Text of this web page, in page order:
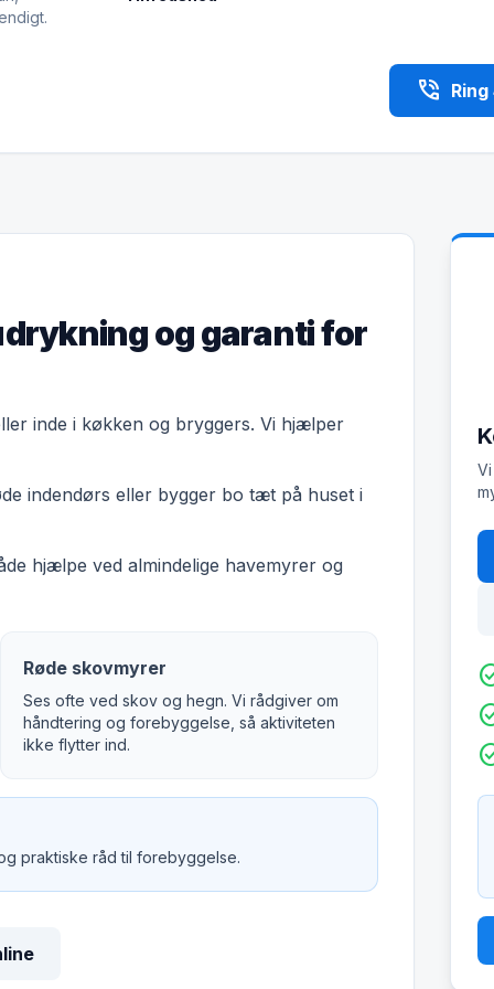
phone_in_talk
og garanti for
inde i køkken og bryggers. Vi hjælper
indendørs eller bygger bo tæt på huset i
hjælpe ved almindelige havemyrer og
Røde skovmyrer
Ses ofte ved skov og hegn. Vi rådgiver om
håndtering og forebyggelse, så aktiviteten
ikke flytter ind.
praktiske råd til forebyggelse.